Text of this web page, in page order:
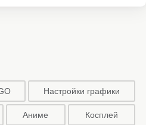
Настройки графики
Аниме Косплей